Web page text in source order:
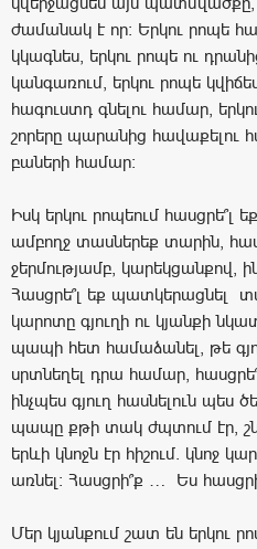
ժամանակ է որ: Երկու րոպե
կկագնես, երկու րոպե ու
կանգառում, երկու րոպե
հագուստդ գնելու համար,
շորերը պարանից հավաքելու
բաների համար:
Իսկ երկու րոպեում հասցրե՞լ
ամբողջ տասներեք տարին,
ջերմությամբ, կարեկցանքով,
Հասցրե՞լ եք պատկերացնել
կարոտը գյուղի ու կյանքի
պապի հետ համաձանել, թե
սրտնեղել դրա համար,
ինչպես գյուղ հասնելուն պես
պապը քթի տակ ժպտում էր,
երևի կնոջն էր հիշում. կնոջ
առնել: Հասցրի՞ք … Ես
Մեր կյանքում շատ են երկու